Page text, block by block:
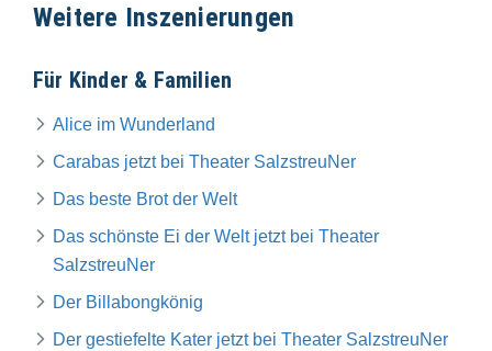
Weitere Inszenierungen
Für Kinder & Familien
Alice im Wunderland
Carabas jetzt bei Theater SalzstreuNer
Das beste Brot der Welt
Das schönste Ei der Welt jetzt bei Theater
SalzstreuNer
Der Billabongkönig
Der gestiefelte Kater jetzt bei Theater SalzstreuNer